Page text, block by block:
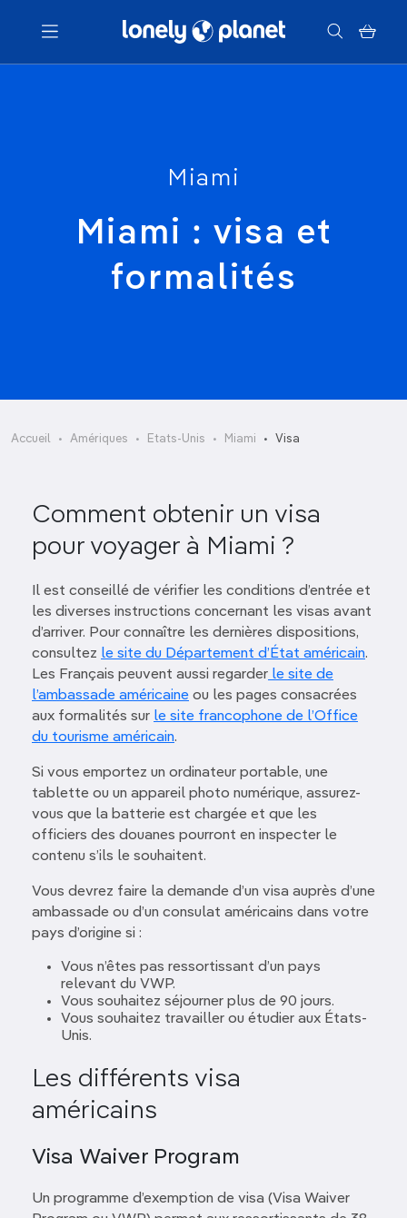
Menu
Miami
Miami : visa et
formalités
Accueil Amériques Etats-Unis Miami Visa
Comment obtenir un visa
pour voyager à Miami ?
Il est conseillé de vérifier les conditions d’entrée et
les diverses instructions concernant les visas avant
d’arriver. Pour connaître les dernières dispositions,
consultez le site du Département d’État américain.
Les Français peuvent aussi regarder le site de
l’ambassade américaine ou les pages consacrées
aux formalités sur le site francophone de l’Office
du tourisme américain.
Si vous emportez un ordinateur portable, une
tablette ou un appareil photo numérique, assurez-
vous que la batterie est chargée et que les
officiers des douanes pourront en inspecter le
contenu s’ils le souhaitent.
Vous devrez faire la demande d’un visa auprès d’une
ambassade ou d’un consulat américains dans votre
pays d’origine si :
Vous n’êtes pas ressortissant d’un pays
relevant du VWP.
Vous souhaitez séjourner plus de 90 jours.
Vous souhaitez travailler ou étudier aux États-
Unis.
Les différents visa
américains
Visa Waiver Program
Un programme d’exemption de visa (Visa Waiver